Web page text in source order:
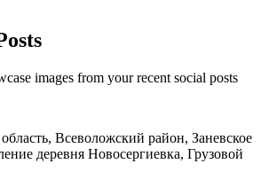
images from your recent social posts
Всеволожский район, Заневское
деревня Новосергиевка, Грузовой